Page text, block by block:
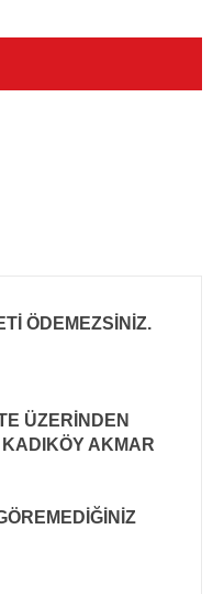
ÖDEMEZSİNİZ.
ÜZERİNDEN
AKMAR